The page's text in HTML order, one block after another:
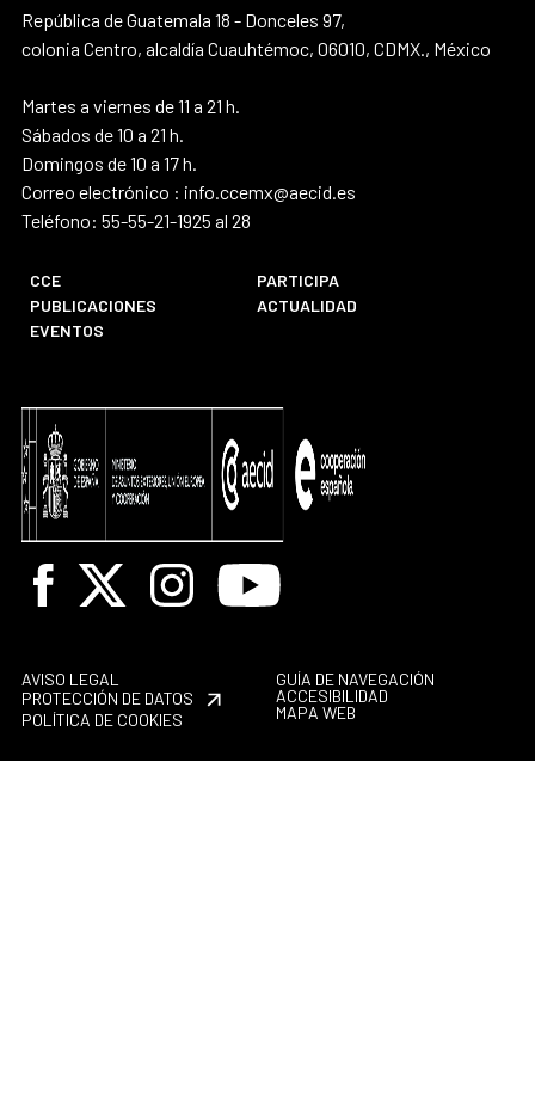
República de Guatemala 18 - Donceles 97,
colonia Centro, alcaldía Cuauhtémoc, 06010, CDMX., México
Martes a viernes de 11 a 21 h.
Sábados de 10 a 21 h.
Domingos de 10 a 17 h.
Correo electrónico : info.ccemx@aecid.es
Teléfono: 55-55-21-1925 al 28
CCE
PARTICIPA
PUBLICACIONES
ACTUALIDAD
EVENTOS
Facebook
X InstagramYoutube
AVISO LEGAL
PROTECCIÓN DE DATOS
POLÍTICA DE COOKIES
GUÍA DE NAVEGACIÓN
ACCESIBILIDAD
MAPA WEB